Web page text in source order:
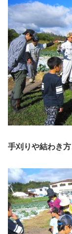
手刈りや結わき方